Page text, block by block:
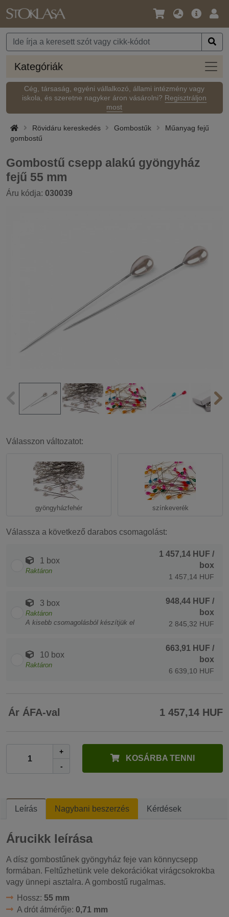
Nyelv
Pénznem
Fő
Kategóriák
Cég, társaság, egyéni vállalkozó, állami intézmény vagy
iskola, és szeretne nagyker áron vásárolni? Regisztráljon
most
Rövidáru kereskedés Gombostűk
Műanyag fejű
gombostű
Gombostű csepp alakú gyöngyház
fejű 55 mm
Áru kódja: 030039
Válasszon változatot:
gyöngyházfehér színkeverék
Válassza a következő darabos csomagolást:
1 box
Raktáron
1 457,14 HUF /
box
1 457,14 HUF
3 box
Raktáron
A kisebb csomagolásból készítjük el
948,44 HUF /
box
2 845,32 HUF
10 box
Raktáron
663,91 HUF /
box
6 639,10 HUF
Ár ÁFA-val 1 457,14 HUF
+
-
KOSÁRBA TENNI
Leírás Nagybani beszerzés Kérdések
Árucikk leírása
A dísz gombostűnek gyöngyház feje van könnycsepp
formában. Feltűzhetünk vele dekorációkat virágcsokrokba
vagy ünnepi asztalra. A gombostű rugalmas.
Hossz: 55 mm
A drót átmérője: 0,71 mm